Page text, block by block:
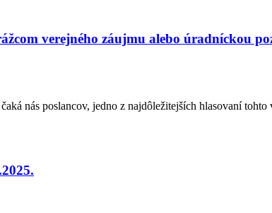
verejného záujmu alebo úradníckou
nás poslancov, jedno z najdôležitejších hlasovaní